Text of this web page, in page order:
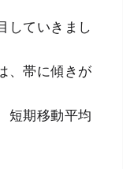
していきまし
、帯に傾きが
短期移動平均